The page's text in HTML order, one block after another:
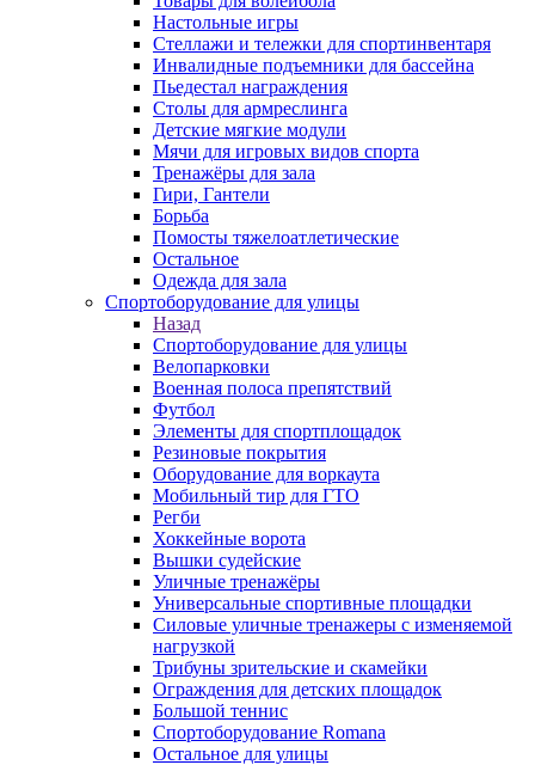
Настольные игры
Стеллажи и тележки для спортинвентаря
Инвалидные подъемники для бассейна
Пьедестал награждения
Столы для армреслинга
Детские мягкие модули
Мячи для игровых видов спорта
Тренажёры для зала
Гири, Гантели
Борьба
Помосты тяжелоатлетические
Остальное
Одежда для зала
Спортоборудование для улицы
Назад
Спортоборудование для улицы
Велопарковки
Военная полоса препятствий
Футбол
Элементы для спортплощадок
Резиновые покрытия
Оборудование для воркаута
Мобильный тир для ГТО
Регби
Хоккейные ворота
Вышки судейские
Уличные тренажёры
Универсальные спортивные площадки
Силовые уличные тренажеры с изменяемой
нагрузкой
Трибуны зрительские и скамейки
Ограждения для детских площадок
Большой теннис
Спортоборудование Romana
Остальное для улицы